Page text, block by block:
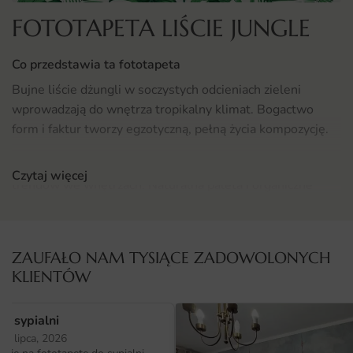
FOTOTAPETA LIŚCIE JUNGLE
Co przedstawia ta fototapeta
Bujne liście dżungli w soczystych odcieniach zieleni
wprowadzają do wnętrza tropikalny klimat. Bogactwo
form i faktur tworzy egzotyczną, pełną życia kompozycję.
trendów we wnętrzach. Naturalna paleta i organiczne
Sprawdzi się w salonie urządzonym w stylu
nowoczesnym, klasycznym lub skandynawskim. Idealnie
wyeksponuje się na ścianie za kanapą, w strefie
telewizora lub jako akcent przy jadalni. Zobacz też pełną
kolekcjęFototapety do salonu , aby znaleźć więcej
Czytaj więcej
ZAUFAŁO NAM TYSIĄCE ZADOWOLONYCH
KLIENTÓW
sypialni
lipca, 2026